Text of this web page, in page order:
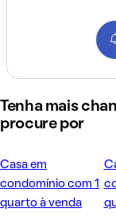
Tenha mais
procure por
Casa em
condomínio com 1
quarto à venda